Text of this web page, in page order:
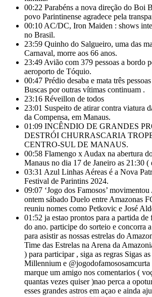
00:22 Parabéns a nova direção do Boi
povo Parintinense agradece pela
00:10 AC/DC, Iron Maiden : shows
no Brasil.
23:59 Quinho do Salgueiro, uma das
Carnaval, morre aos 66 anos.
23:49 Avião com 379 pessoas a bordo
aeroporto de Tóquio.
00:47 Prédio desaba e mata três
Buscas por outras vítimas continuam .
23:16 Réveillon de todos
23:01 Suspeito de atirar contra viatura
da Compensa, em Manaus.
01:09 INCÊNDIO DE GRANDES
DESTRÓI CHURRASCARIA
CENTRO-SUL DE MANAUS.
00:58 Flamengo x Audax na abertura
Manaus no dia 17 de Janeiro as 21:30 (
03:31 Azul Linhas Aéreas é a Nova
Festival de Parintins 2024.
09:07 ‘Jogo dos Famosos’
ontem sábado Duelo entre Amazonas
reuniu nomes como Petkovic e José
01:52 ja estao prontos para a partida
do ano. participe do sorteio e concorra
para asistir as nossas estrelas do
Time das Estrelas na Arena da
) para participar , siga as regras Sigas
Millennium e
marque um amigo nos comentarios (
quantas vezes quiser )nao perca a
esses grandes astros em açao e ainda